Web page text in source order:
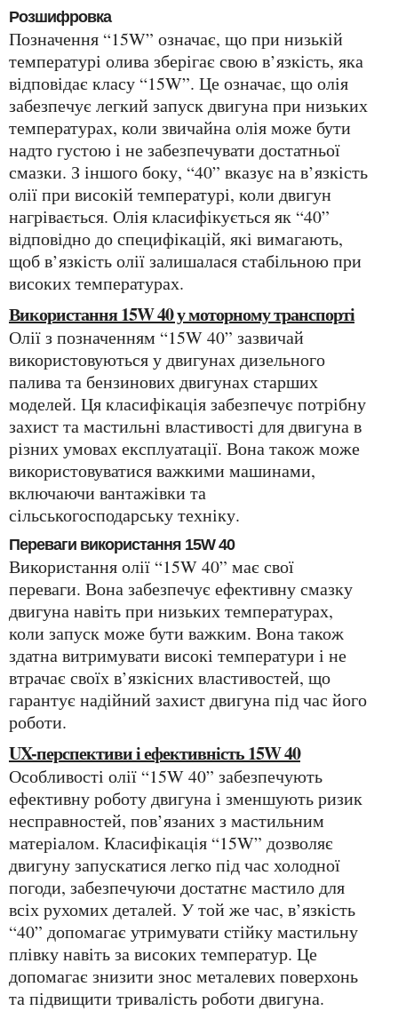
Розшифровка
Позначення “15W” означає, що при низькій
температурі олива зберігає свою в’язкість, яка
відповідає класу “15W”. Це означає, що олія
забезпечує легкий запуск двигуна при низьких
температурах, коли звичайна олія може бути
надто густою і не забезпечувати достатньої
смазки. З іншого боку, “40” вказує на в’язкість
олії при високій температурі, коли двигун
нагрівається. Олія класифікується як “40”
відповідно до специфікацій, які вимагають,
щоб в’язкість олії залишалася стабільною при
високих температурах.
Використання 15W 40 у моторному транспорті
Олії з позначенням “15W 40” зазвичай
використовуються у двигунах дизельного
палива та бензинових двигунах старших
моделей. Ця класифікація забезпечує потрібну
захист та мастильні властивості для двигуна в
різних умовах експлуатації. Вона також може
використовуватися важкими машинами,
включаючи вантажівки та
сільськогосподарську техніку.
Переваги використання 15W 40
Використання олії “15W 40” має свої
переваги. Вона забезпечує ефективну смазку
двигуна навіть при низьких температурах,
коли запуск може бути важким. Вона також
здатна витримувати високі температури і не
втрачає своїх в’язкісних властивостей, що
гарантує надійний захист двигуна під час його
роботи.
UX-перспективи і ефективність 15W 40
Особливості олії “15W 40” забезпечують
ефективну роботу двигуна і зменшують ризик
несправностей, пов’язаних з мастильним
матеріалом. Класифікація “15W” дозволяє
двигуну запускатися легко під час холодної
погоди, забезпечуючи достатнє мастило для
всіх рухомих деталей. У той же час, в’язкість
“40” допомагає утримувати стійку мастильну
плівку навіть за високих температур. Це
допомагає знизити знос металевих поверхонь
та підвищити тривалість роботи двигуна.